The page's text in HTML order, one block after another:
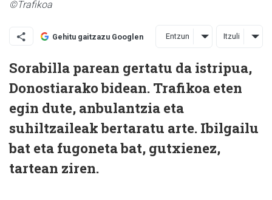
©Trafikoa
Gehitu gaitzazu Googlen Entzun Itzuli
Sorabilla parean gertatu da istripua,
Donostiarako bidean. Trafikoa eten
egin dute, anbulantzia eta
suhiltzaileak bertaratu arte. Ibilgailu
bat eta fugoneta bat, gutxienez,
tartean ziren.